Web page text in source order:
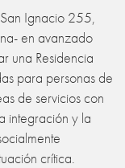
Ignacio 255,
en avanzado
una Residencia
para personas de
de servicios con
integración y la
crítica.